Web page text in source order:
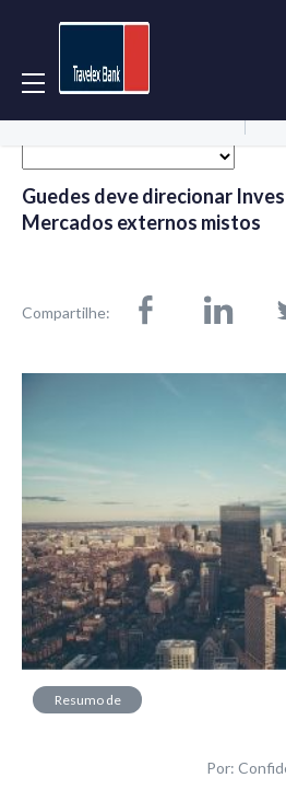
Guedes deve direcionar
Mercados externos mistos
Compartilhe:
Resumo de
Por: